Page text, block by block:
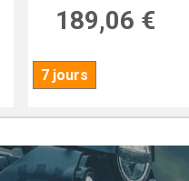
189,06 €
7 jours